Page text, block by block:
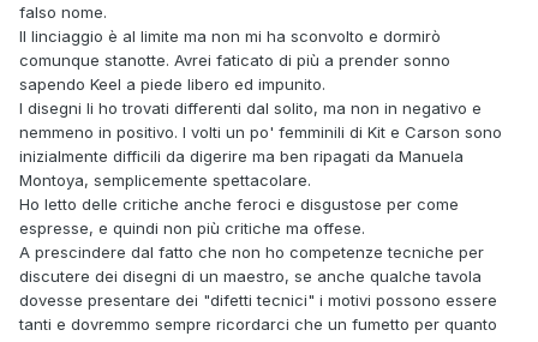
falso nome.
Il linciaggio è al limite ma non mi ha sconvolto e dormirò
comunque stanotte. Avrei faticato di più a prender sonno
sapendo Keel a piede libero ed impunito.
I disegni li ho trovati differenti dal solito, ma non in negativo e
nemmeno in positivo. I volti un po' femminili di Kit e Carson sono
inizialmente difficili da digerire ma ben ripagati da Manuela
Montoya, semplicemente spettacolare.
Ho letto delle critiche anche feroci e disgustose per come
espresse, e quindi non più critiche ma offese.
A prescindere dal fatto che non ho competenze tecniche per
discutere dei disegni di un maestro, se anche qualche tavola
dovesse presentare dei "difetti tecnici" i motivi possono essere
tanti e dovremmo sempre ricordarci che un fumetto per quanto